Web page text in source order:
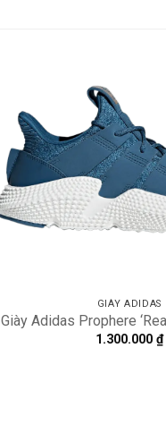
GIÀY ADIDAS
Giày Adidas Prophere
1.300.000 ₫